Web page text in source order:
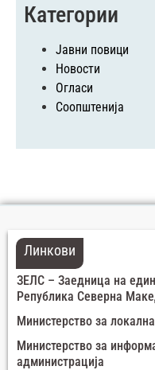
Категории
Јавни повици
Новости
Огласи
Соопштенија
Линкови
ЗЕЛС – Заедница на
Република Северна
Министерство за
Министерство за
администрација